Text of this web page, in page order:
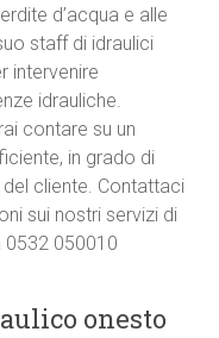
d’acqua e alle
staff di idraulici
intervenire
idrauliche.
contare su un
in grado di
cliente. Contattaci
sui nostri servizi di
0532 050010
onesto